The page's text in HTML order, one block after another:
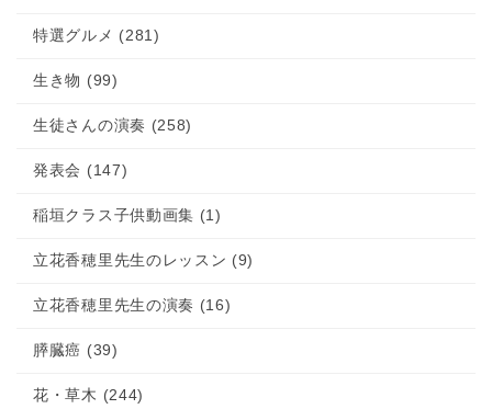
特選グルメ (281)
生き物 (99)
生徒さんの演奏 (258)
発表会 (147)
稲垣クラス子供動画集 (1)
立花香穂里先生のレッスン (9)
立花香穂里先生の演奏 (16)
膵臓癌 (39)
花・草木 (244)